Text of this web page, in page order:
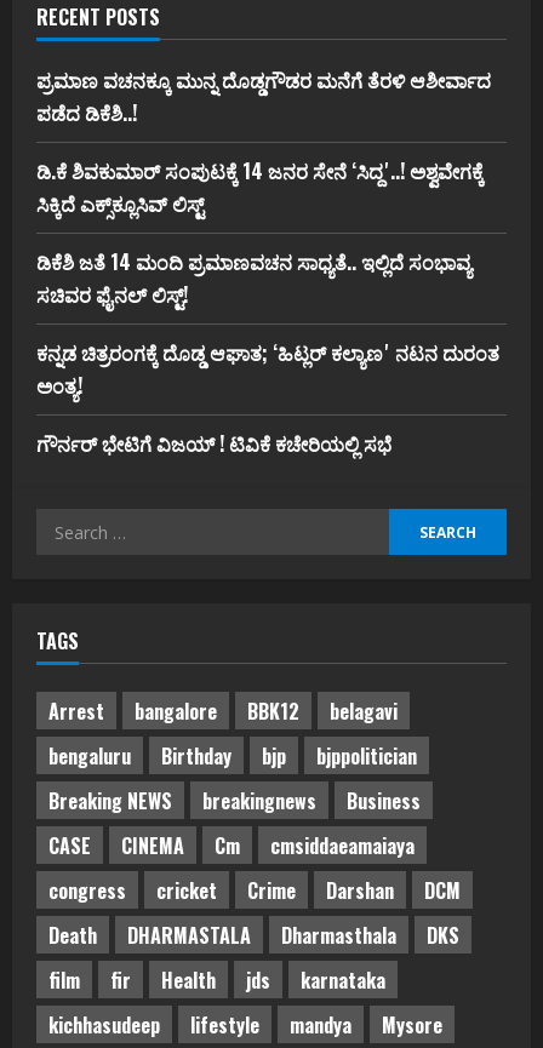
RECENT POSTS
ಪ್ರಮಾಣ ವಚನಕ್ಕೂ ಮುನ್ನ ದೊಡ್ಡಗೌಡರ ಮನೆಗೆ ತೆರಳಿ ಆಶೀರ್ವಾದ
ಪಡೆದ ಡಿಕೆಶಿ..!
ಡಿ.ಕೆ ಶಿವಕುಮಾರ್‌ ಸಂಪುಟಕ್ಕೆ 14 ಜನರ ಸೇನೆ ʻಸಿದ್ದʼ..! ಅಶ್ವವೇಗಕ್ಕೆ
ಸಿಕ್ಕಿದೆ ಎಕ್ಸ್‌ಕ್ಲೂಸಿವ್‌ ಲಿಸ್ಟ್‌
ಡಿಕೆಶಿ ಜತೆ 14 ಮಂದಿ ಪ್ರಮಾಣವಚನ ಸಾಧ್ಯತೆ.. ಇಲ್ಲಿದೆ ಸಂಭಾವ್ಯ
ಸಚಿವರ ಫೈನಲ್ ಲಿಸ್ಟ್‌!
ಕನ್ನಡ ಚಿತ್ರರಂಗಕ್ಕೆ ದೊಡ್ಡ ಆಘಾತ; ʻಹಿಟ್ಲರ್ ಕಲ್ಯಾಣʼ ನಟನ ದುರಂತ
ಅಂತ್ಯ!
ಗೌರ್ನರ್‌ ಭೇಟಿಗೆ ವಿಜಯ್‌ ! ಟಿವಿಕೆ ಕಚೇರಿಯಲ್ಲಿ ಸಭೆ
Search
TAGS
Arrest bangalore BBK12
belagavi
bengaluru
Birthday bjp
bjppolitician
Breaking NEWS
breakingnews
Business
CASE
CINEMA Cm
cmsiddaeamaiaya
congress
cricket Crime Darshan
DCM
Death
DHARMASTALA Dharmasthala
DKS
film
fir Health jds
karnataka
kichhasudeep
lifestyle mandya Mysore